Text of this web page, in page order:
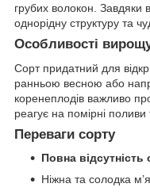
грубих волокон. Завдяки
однорідну структуру та
Особливості
Сорт придатний для
ранньою весною або
коренеплодів важливо
реагує на помірні поливи
Переваги сорту
Повна
Ніжна та солодка